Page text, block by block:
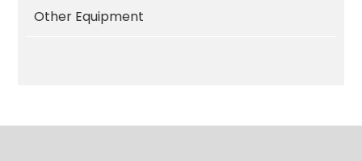
Other Equipment